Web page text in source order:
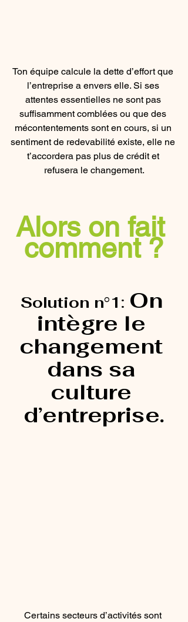
Ton équipe calcule la dette d’effort que
l’entreprise a envers elle. Si ses
attentes essentielles ne sont pas
suffisamment comblées ou que des
mécontentements sont en cours, si un
sentiment de redevabilité existe, elle ne
t’accordera pas plus de crédit et
refusera le changement.
Alors on fait
comment ?
Solution n°1: On
intègre le
changement
dans sa
culture
d’entreprise.
Certains secteurs d’activités sont